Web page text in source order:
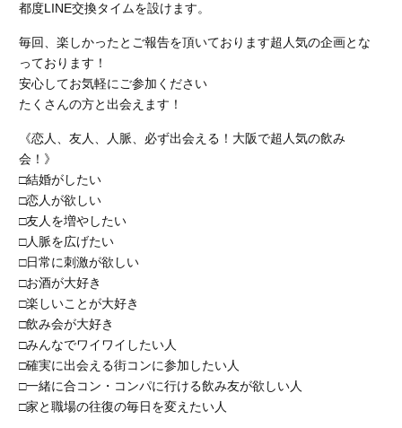
都度LINE交換タイムを設けます。
毎回、楽しかったとご報告を頂いております超人気の企画とな
っております！
安心してお気軽にご参加ください
たくさんの方と出会えます！
《恋人、友人、人脈、必ず出会える！大阪で超人気の飲み
会！》
□結婚がしたい
□恋人が欲しい
□友人を増やしたい
□人脈を広げたい
□日常に刺激が欲しい
□お酒が大好き
□楽しいことが大好き
□飲み会が大好き
□みんなでワイワイしたい人
□確実に出会える街コンに参加したい人
□一緒に合コン・コンパに行ける飲み友が欲しい人
□家と職場の往復の毎日を変えたい人